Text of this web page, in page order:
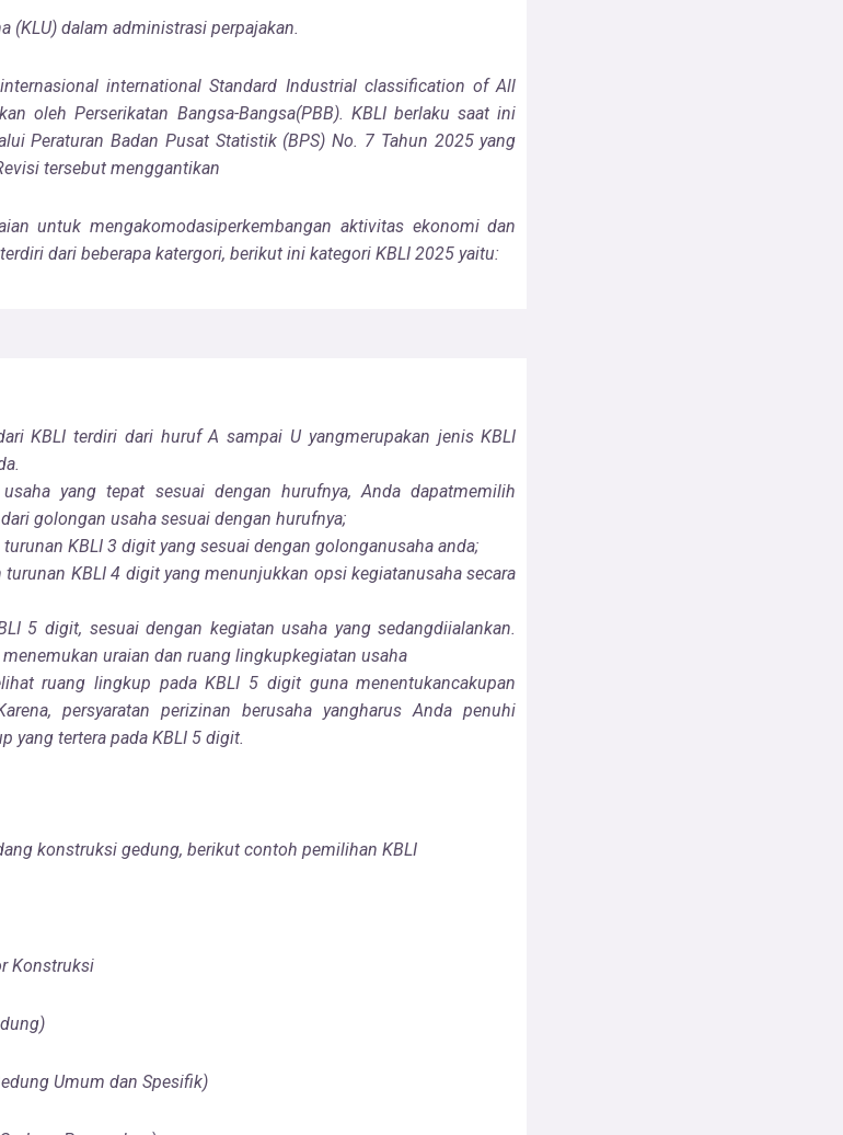
(KLU) dalam administrasi perpajakan.
international Standard Industrial classificationof All
oleh Perserikatan Bangsa-Bangsa(PBB). KBLI berlaku saat ini
Peraturan Badan Pusat Statistik (BPS) No. 7 Tahun 2025 yang
tersebut menggantikan
untuk mengakomodasiperkembangan aktivitas ekonomidan
dari beberapa katergori, berikut ini kategori KBLI 2025 yaitu:
KBLI terdiri dari huruf A sampai U yangmerupakan jenis KBLI
usaha yang tepat sesuai dengan hurufnya, Andadapatmemilih
golongan usaha sesuai dengan hurufnya;
KBLI 3 digit yang sesuai dengan golonganusaha anda;
KBLI 4 digit yang menunjukkan opsi kegiatanusaha secara
5 digit, sesuai dengan kegiatan usaha yangsedangdiialankan.
uraian dan ruang lingkupkegiatan usaha
ruang lingkup pada KBLI 5 digit gunamenentukancakupan
persyaratan perizinan berusaha yangharus Anda penuhi
yang tertera pada KBLI 5 digit.
konstruksi gedung, berikut contoh pemilihan KBLI
Konstruksi
Umum dan Spesifik)